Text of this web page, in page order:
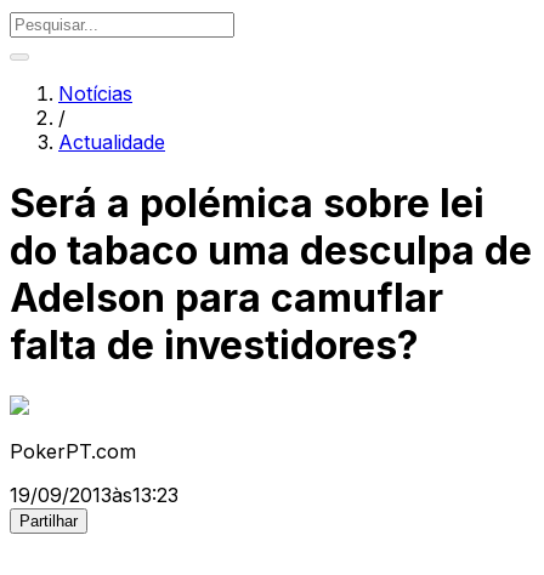
Notícias
/
Actualidade
Será a polémica sobre lei
do tabaco uma desculpa de
Adelson para camuflar
falta de investidores?
PokerPT.com
19/09/2013às13:23
Partilhar